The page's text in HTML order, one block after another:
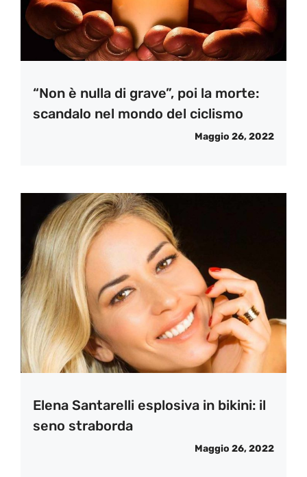
“Non è nulla di grave”, poi la morte:
scandalo nel mondo del ciclismo
Maggio 26, 2022
Elena Santarelli esplosiva in bikini: il
seno straborda
Maggio 26, 2022